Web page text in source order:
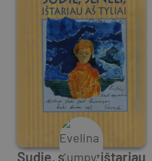
Sudie, seneli, ištariau